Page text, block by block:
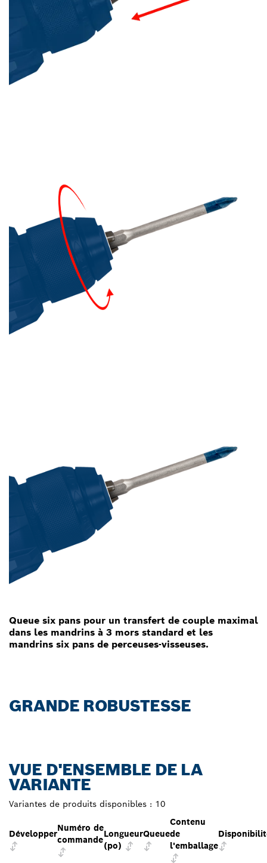
Queue six pans pour un transfert de couple maximal
dans les mandrins à 3 mors standard et les
mandrins six pans de perceuses-visseuses.
GRANDE ROBUSTESSE
VUE D'ENSEMBLE DE LA
VARIANTE
Variantes de produits disponibles : 10
Développer
Numéro de
commande
Longueur
(po)
Queue
Contenu
de
l'emballage